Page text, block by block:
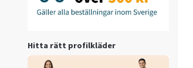
Hitta rätt profilkläder